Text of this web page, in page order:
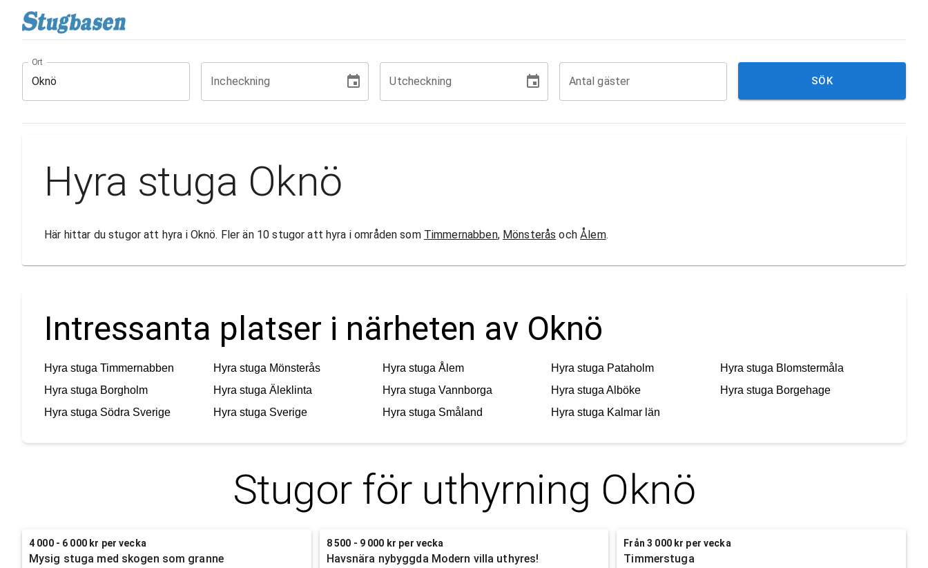
Ort
Incheckning Utcheckning Antal gäster SÖK
Hyra stuga Oknö
Här hittar du stugor att hyra i Oknö. Fler än 10 stugor att hyra i områden som Timmernabben, Mönsterås ochÅlem.
Intressanta platser i närheten av Oknö
Hyra stuga Timmernabben Hyra stuga Mönsterås Hyra stuga Ålem Hyra stuga Pataholm Hyra stuga Blomstermåla
Hyra stuga Borgholm Hyra stuga Äleklinta Hyra stuga Vannborga Hyra stuga Alböke Hyra stuga Borgehage
Hyra stuga Södra Sverige Hyra stuga Sverige Hyra stuga Småland Hyra stuga Kalmar län
Stugor för uthyrning Oknö
4 000 - 6 000 kr per vecka
Mysig stuga med skogen som granne
8 500 - 9 000 kr per vecka
Havsnära nybyggda Modern villa uthyres!
Från 3 000 kr per vecka
Timmerstuga